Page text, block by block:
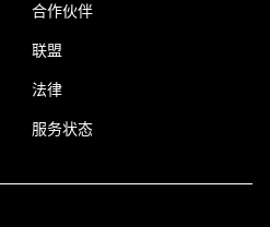
合作伙伴
联盟
法律
服务状态